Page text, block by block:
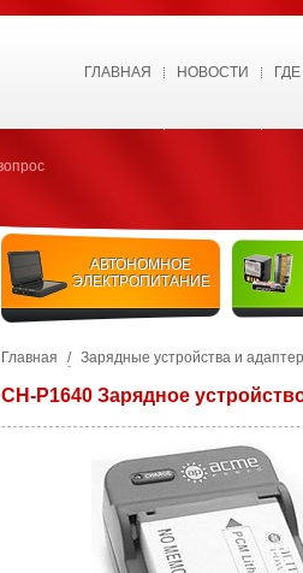
ГЛАВНАЯ НОВОСТИ
АВТОНОМНОЕ
ЭЛЕКТРОПИТАНИЕ
Главная / Зарядные устройства и
CH-P1640 Зарядное